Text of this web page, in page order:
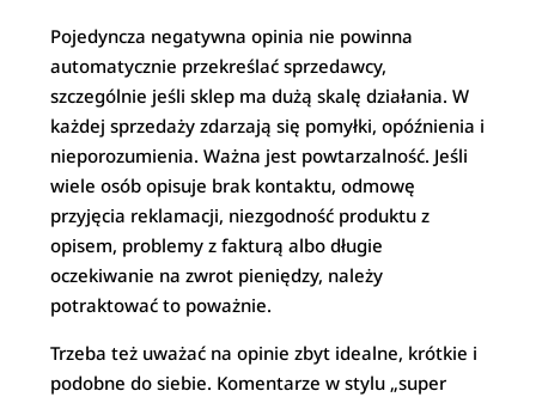
Pojedyncza negatywna opinia nie powinna
automatycznie przekreślać sprzedawcy,
szczególnie jeśli sklep ma dużą skalę działania. W
każdej sprzedaży zdarzają się pomyłki, opóźnienia i
nieporozumienia. Ważna jest powtarzalność. Jeśli
wiele osób opisuje brak kontaktu, odmowę
przyjęcia reklamacji, niezgodność produktu z
opisem, problemy z fakturą albo długie
oczekiwanie na zwrot pieniędzy, należy
potraktować to poważnie.
Trzeba też uważać na opinie zbyt idealne, krótkie i
podobne do siebie. Komentarze w stylu „super